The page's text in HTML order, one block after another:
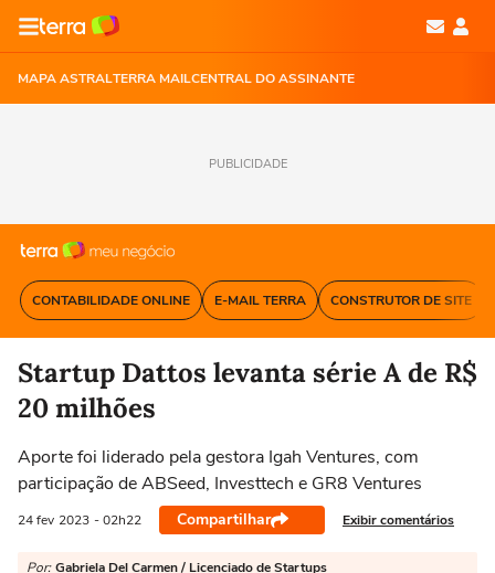
MAPA ASTRALTERRA MAILCENTRAL DO ASSINANTE
PUBLICIDADE
CONTABILIDADE ONLINE E-MAIL TERRA CONSTRUTOR DE SITE
Startup Dattos levanta série A de R$
20 milhões
Aporte foi liderado pela gestora Igah Ventures, com
participação de ABSeed, Investtech e GR8 Ventures
24 fev 2023 - 02h22 Compartilhar Exibir comentários
Por: Gabriela Del Carmen / Licenciado de Startups